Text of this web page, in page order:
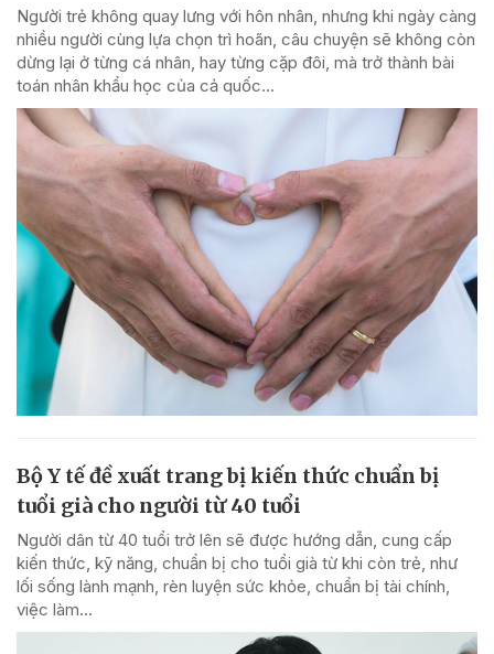
Người trẻ không quay lưng với hôn nhân, nhưng khi ngày càng
nhiều người cùng lựa chọn trì hoãn, câu chuyện sẽ không còn
dừng lại ở từng cá nhân, hay từng cặp đôi, mà trở thành bài
toán nhân khẩu học của cả quốc...
Bộ Y tế đề xuất trang bị kiến thức chuẩn bị
tuổi già cho người từ 40 tuổi
Người dân từ 40 tuổi trở lên sẽ được hướng dẫn, cung cấp
kiến thức, kỹ năng, chuẩn bị cho tuổi già từ khi còn trẻ, như
lối sống lành mạnh, rèn luyện sức khỏe, chuẩn bị tài chính,
việc làm...